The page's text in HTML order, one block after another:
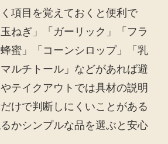
項目を覚えておくと便利で
ねぎ」「ガーリック」「フラ
蜜」「コーンシロップ」「乳
ルチトール」などがあれば避
テイクアウトでは具材の説明
けで判断しにくいことがある
かシンプルな品を選ぶと安心